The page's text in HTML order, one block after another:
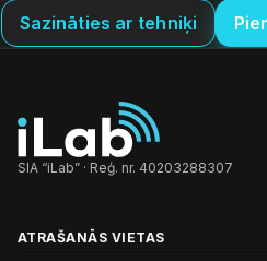
Sazināties ar tehniķi
SIA “iLab” · Reģ. nr. 40203288307
ATRAŠANĀS VIETAS